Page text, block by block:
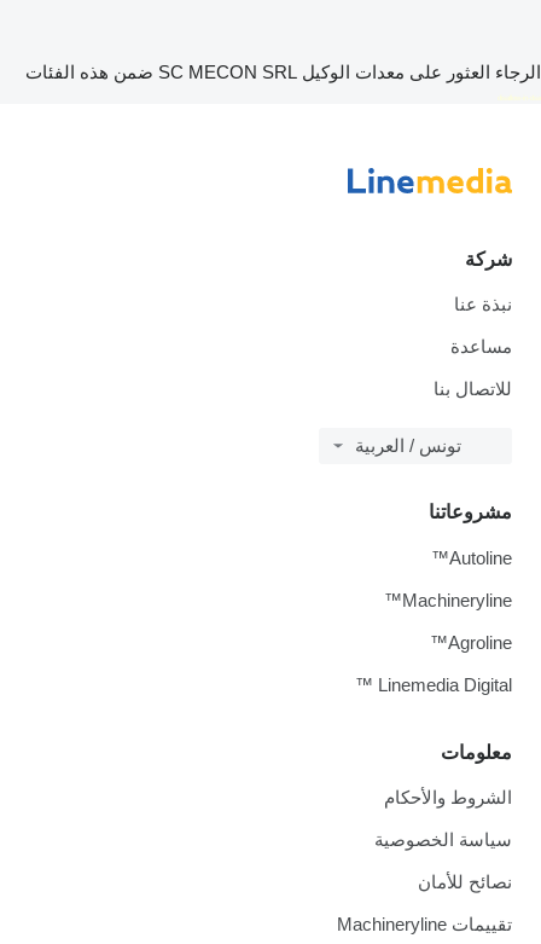
الرجاء العثور على معدات الوكيل SC MECON SRL ضمن هذه الفئات
disallow-in-dsa
شركة
نبذة عنا
مساعدة
للاتصال بنا
تونس / العربية
معلومات
الشروط والأحكام
سياسة الخصوصية
نصائح للأمان
تقييمات Machineryline
مشروعاتنا
Autoline™
Machineryline™
Agroline™
Linemedia Digital ™